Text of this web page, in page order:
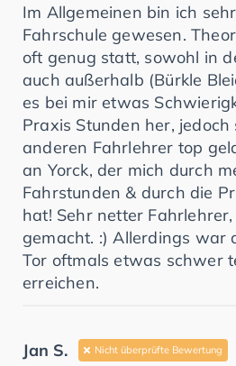
Im Allgemeinen bin ich
Fahrschule gewesen.
oft genug statt, sowohl in
auch außerhalb (Bürkle
es bei mir etwas
Praxis Stunden her, jedoch
anderen Fahrlehrer top
an Yorck, der mich durch
Fahrstunden & durch die
hat! Sehr netter
gemacht. :) Allerdings war
Tor oftmals etwas schwer
erreichen.
Jan S. Nicht überprüfte Bewertung